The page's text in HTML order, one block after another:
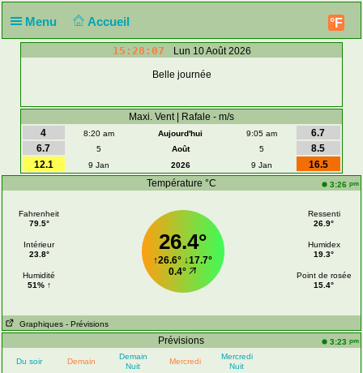
Menu Accueil °F
15:28:07 Lun 10 Août 2026
Belle journée
Maxi. Vent | Rafale - m/s
4
8:20 am Aujourd'hui 9:05 am
6.7
6.7
5 Août 5
8.5
12.1
9 Jan 2026 9 Jan
16.5
Température °C
3:26 pm
Fahrenheit
79.5°
Intérieur
23.8°
Humidité
51% ↑
26.4°
↑26.6° ↓17.7°
0.4°
Ressenti
26.9°
Humidex
19.3°
Point de rosée
15.4°
Graphiques - Prévisions
Prévisions 3:23 pm
Du soir Demain
Demain
Nuit
Mercredi
Mercredi
Nuit